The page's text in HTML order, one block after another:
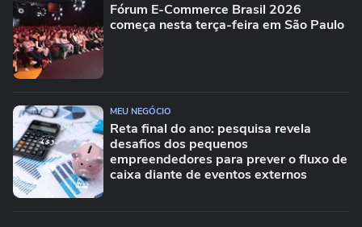
Fórum E-Commerce Brasil 2026
começa nesta terça-feira em São Paulo
MEU NEGÓCIO
Reta final do ano: pesquisa revela
desafios dos pequenos
empreendedores para prever o fluxo de
caixa diante de eventos externos